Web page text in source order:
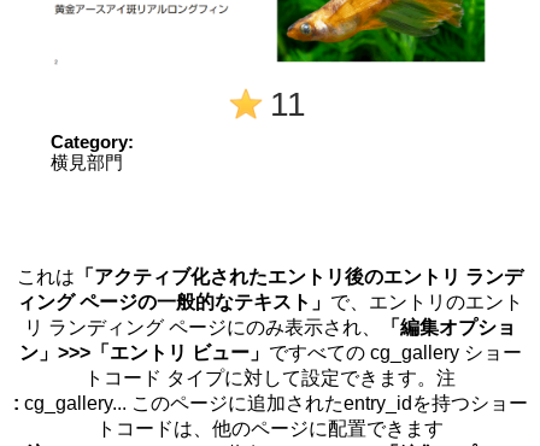
11
Category:
横見部門
これは 「アクティブ化されたエントリ後のエントリ ランデ
ィング ページの一般的なテキスト」 で、エントリのエント
リ ランディング ページにのみ表示され、
「編集オプショ
ン」>>>「エントリ ビュー」 ですべての cg_gallery ショー
トコード タイプに対して設定できます。注
: cg_gallery... このページに追加されたentry_idを持つショー
トコードは、他のページに配置できます